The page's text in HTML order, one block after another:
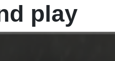
play